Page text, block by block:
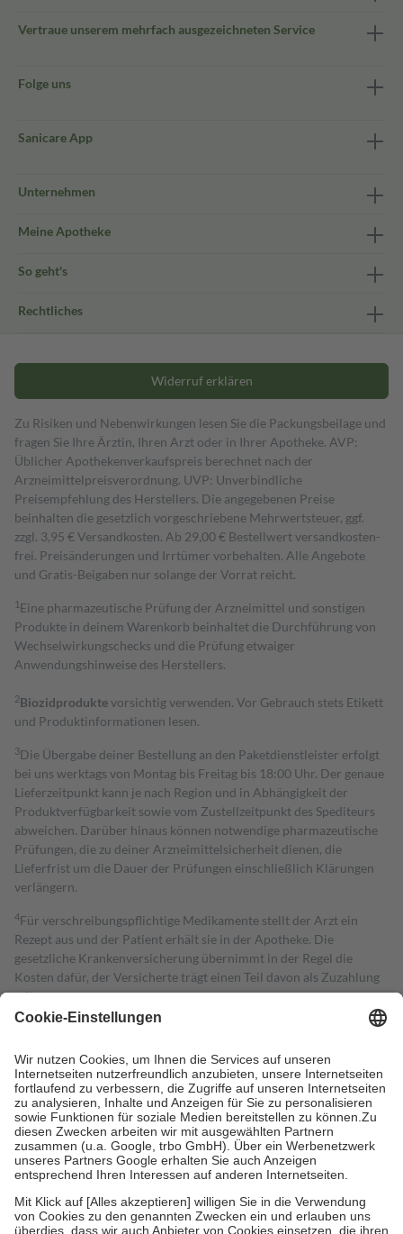
Vertraue unserem mehrfach ausgezeichneten Service
Folge uns
Sanicare App
Unternehmen
Meine Apotheke
So geht's
Rechtliches
Widerruf erklären
Zu Risiken und Nebenwirkungen lesen Sie die Packungsbeilage und
fragen Sie Ihre Ärztin, Ihren Arzt oder in Ihrer Apotheke. AVP:
Üblicher Apothekenverkaufspreis berechnet nach der
Arzneimittelpreisverordnung. UVP: Unverbindliche
Preisempfehlung des Herstellers. Die angegebenen Preise
beinhalten die gesetzlich vorgeschriebene Mehrwertsteuer, ggf.
zzgl. 3,95 € Versandkosten. Ab 29,00 € Bestell­wert versand­kosten­
frei. Preisänderungen und Irrtümer vorbehalten. Alle Angebote
und Gratis-Beigaben nur solange der Vorrat reicht.
1 Eine pharmazeutische Prüfung der Arzneimittel und sonstigen
Produkte in deinem Warenkorb beinhaltet die Durchführung von
Wechselwirkungschecks und die Prüfung etwaiger
Anwendungshinweise des Herstellers.
2Biozidproduktevorsichtig verwenden. Vor Gebrauch stets Etikett
und Produktinformationen lesen.
3Die Übergabe deiner Bestellung an den Paketdienstleister erfolgt
bei uns werktags von Montag bis Freitag bis 18:00 Uhr. Der genaue
Lieferzeitpunkt kann je nach Region und in Abhängigkeit der
Produktverfügbarkeit sowie vom Zustellzeitpunkt des Spediteurs
abweichen. Darüber hinaus können notwendige pharmazeutische
Prüfungen, die zu deiner Arzneimittelsicherheit dienen, die
Lieferfrist um die Dauer der Prüfungen einschließlich Klärungen
verlängern.
4Für verschreibungspflichtige Medikamente stellt der Arzt ein
Rezept aus und der Patient erhält sie in der Apotheke. Die
gesetzliche Krankenversicherung übernimmt in der Regel die
Kosten dafür, der Versicherte trägt einen Teil davon als Zuzahlung
mit.
Grundsätzlich leisten Mitglieder Zuzahlungen in Höhe von zehn
höchstens zehn Euro.
Es sind jedoch nie mehr als die tatsächlichen
Kosten der Leistung zu entrichten.
Diese Regeln gelten grundsätzlich auch für Online-Apotheken.
Bei Heilmitteln und häuslicher Krankenpflege beträgt die
Zuzahlung zehn Prozent der Kosten sowie zehn Euro je
Verordnung.
Um das Engagement der Versicherten für ihre eigene Gesundheit zu
stärken und die besondere Stellung der Familie zu unterstützen,
fallenkeine Zuzahlungenan bei:
• Kindern und Jugendlichen bis zum vollendeten 18. Lebensjahr